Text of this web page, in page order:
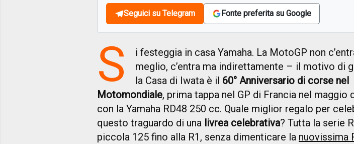
Seguici su Telegram Fonte preferita su Google
S
i festeggia in casa Yamaha. La MotoGP non
meglio, c’entra ma indirettamente – il motivo di
la Casa di Iwata è il 60° Anniversario di corse nel
Motomondiale, prima tappa nel GP di Francia nel maggio
con la Yamaha RD48 250 cc. Quale miglior regalo per
questo traguardo di una livrea celebrativa? Tutta la serie
piccola 125 fino alla R1, senza dimenticare la nuovissima